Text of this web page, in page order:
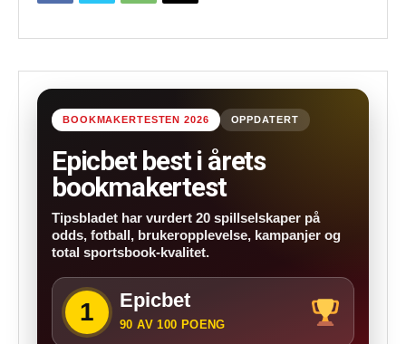
BOOKMAKERTESTEN 2026 OPPDATERT
Epicbet best i årets
bookmakertest
Tipsbladet har vurdert 20 spillselskaper på
odds, fotball, brukeropplevelse, kampanjer og
total sportsbook-kvalitet.
1 Epicbet
90 AV 100 POENG